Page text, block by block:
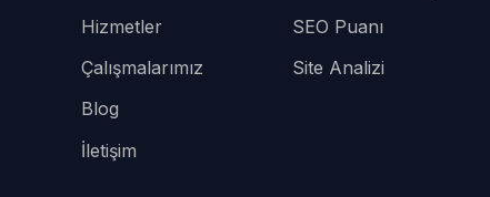
Hizmetler
Çalışmalarımız
Blog
İletişim
SEO Puanı
Site Analizi